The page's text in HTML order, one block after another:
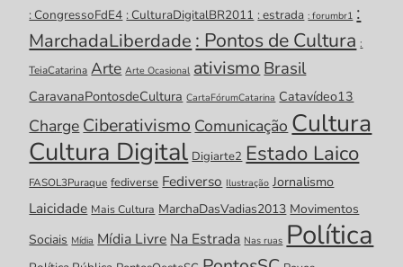
: CongressoFdE4 : CulturaDigitalBR2011 : estrada : forumbr1 :
MarchadaLiberdade : Pontos de Cultura :
TeiaCatarina Arte Arte Ocasional ativismoBrasil
CaravanaPontosdeCultura CartaFórumCatarina Catavídeo13
ChargeCiberativismoComunicação Cultura
Cultura Digital Digiarte2 Estado Laico
FASOL3Puraque fediverse Fediverso Ilustração Jornalismo
Laicidade Mais Cultura MarchaDasVadias2013 Movimentos
Sociais Mídia Mídia LivreNa Estrada Nas ruas Política